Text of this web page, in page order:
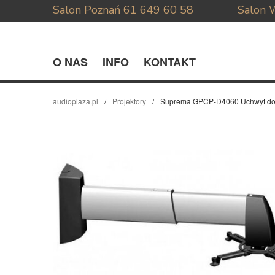
Salon Poznań 61 649 60 58 Salon
O NAS INFO KONTAKT
audioplaza.pl Projektory Suprema GPCP-D4060 Uchwyt